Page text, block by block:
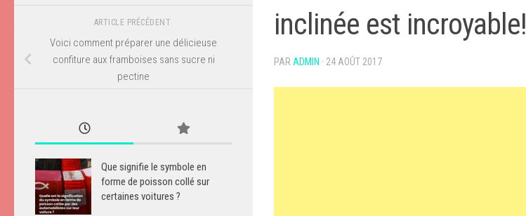
inclinée est incroyable!
PAR ADMIN · 24 AOÛT 2017
ARTICLE PRÉCÉDENT
Voici comment préparer une délicieuse
confiture aux framboises sans sucre ni
pectine
Que signifie le symbole en
forme de poisson collé sur
certaines voitures ?